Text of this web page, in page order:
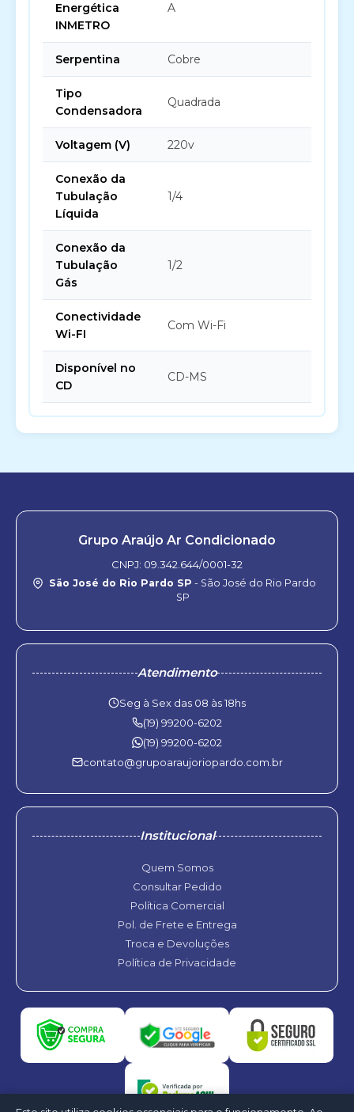
Energética
INMETRO
A
Serpentina Cobre
Tipo
Condensadora
Quadrada
Voltagem (V) 220v
Conexão da
Tubulação
Líquida
1/4
Conexão da
Tubulação
Gás
1/2
Conectividade
Wi-FI
Com Wi-Fi
Disponível no
CD
CD-MS
Grupo Araújo Ar Condicionado
CNPJ: 09.342.644/0001-32
São José do Rio Pardo SP - São José do Rio Pardo
SP
Atendimento
Seg à Sex das 08 às 18hs
(19) 99200-6202
(19) 99200-6202
contato@grupoaraujoriopardo.com.br
Institucional
Quem Somos
Consultar Pedido
Política Comercial
Pol. de Frete e Entrega
Troca e Devoluções
Política de Privacidade